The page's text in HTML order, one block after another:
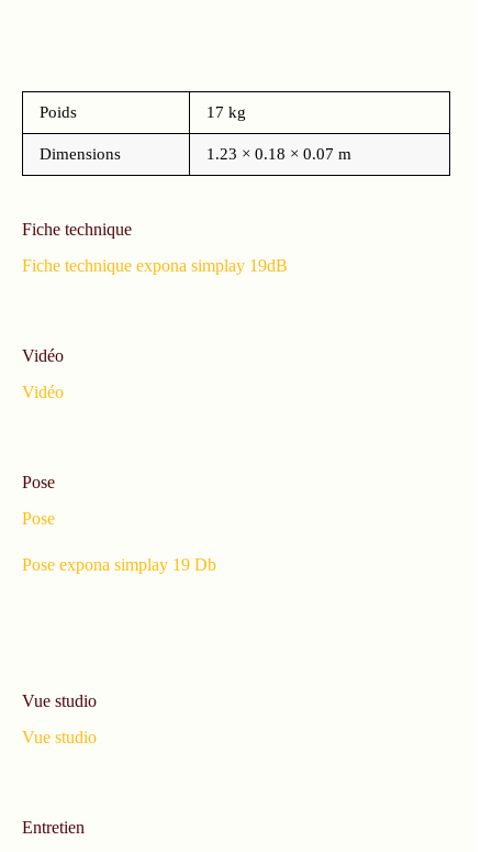
Poids 17 kg
Dimensions 1.23 × 0.18 × 0.07 m
Fiche technique
Fiche technique expona simplay 19dB
Vidéo
Vidéo
Pose
Pose
Pose expona simplay 19 Db
Vue studio
Vue studio
Entretien